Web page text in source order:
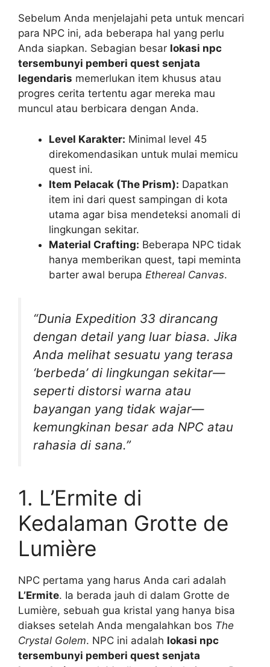
Sebelum Anda menjelajahi peta untuk mencari
para NPC ini, ada beberapa hal yang perlu
Anda siapkan. Sebagian besar lokasi npc
tersembunyi pemberi quest senjata
legendaris memerlukan item khusus atau
progres cerita tertentu agar mereka mau
muncul atau berbicara dengan Anda.
Level Karakter: Minimal level 45
direkomendasikan untuk mulai memicu
quest ini.
Item Pelacak (The Prism): Dapatkan
item ini dari quest sampingan di kota
utama agar bisa mendeteksi anomali di
lingkungan sekitar.
Material Crafting: Beberapa NPC tidak
hanya memberikan quest, tapi meminta
barter awal berupa Ethereal Canvas.
“Dunia Expedition 33 dirancang
dengan detail yang luar biasa. Jika
Anda melihat sesuatu yang terasa
‘berbeda’ di lingkungan sekitar—
seperti distorsi warna atau
bayangan yang tidak wajar—
kemungkinan besar ada NPC atau
rahasia di sana.”
1. L’Ermite di
Kedalaman Grotte de
Lumière
NPC pertama yang harus Anda cari adalah
L’Ermite. Ia berada jauh di dalam Grotte de
Lumière, sebuah gua kristal yang hanya bisa
diakses setelah Anda mengalahkan bos The
Crystal Golem. NPC ini adalah lokasi npc
tersembunyi pemberi quest senjata